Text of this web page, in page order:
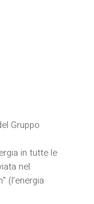
Gruppo
in tutte le
nel
(l’energia